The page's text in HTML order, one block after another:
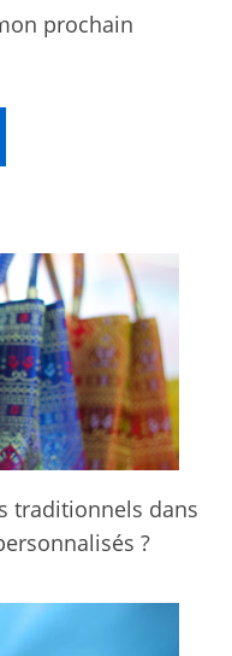
prochain
traditionnels dans
?